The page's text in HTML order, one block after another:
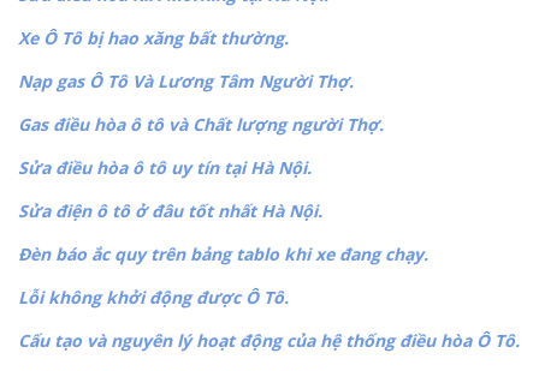
Xe Ô Tô bị hao xăng bất thường.
Nạp gas Ô Tô Và Lương Tâm Người Thợ.
Gas điều hòa ô tô và Chất lượng người Thợ.
Sửa điều hòa ô tô uy tín tại Hà Nội.
Sửa điện ô tô ở đâu tốt nhất Hà Nội.
Đèn báo ắc quy trên bảng tablo khi xe đang chạy.
Lỗi không khởi động được Ô Tô.
Cấu tạo và nguyên lý hoạt động của hệ thống điều hòa Ô Tô.